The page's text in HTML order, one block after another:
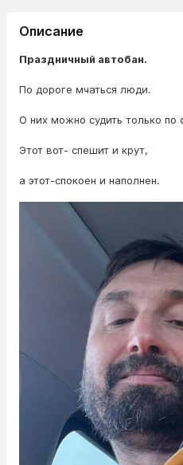
Описание
Праздничный автобан.
По дороге мчаться люди.
О них можно судить только
Этот вот- спешит и крут,
а этот-спокоен и наполнен.